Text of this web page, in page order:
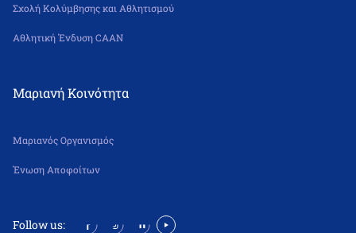
Σχολή Κολύμβησης και Αθλητισμού
Αθλητική Ένδυση CAAN
Μαριανή Κοινότητα
Μαριανός Οργανισμός
Ένωση Αποφοίτων
Follow us: